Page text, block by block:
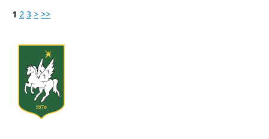
1 2 3 > >>